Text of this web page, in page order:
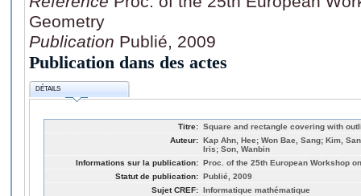
Geometry
Publication Publié, 2009
Publication dans des actes
DÉTAILS
Titre: Square and rectangle covering with
Auteur: Kap Ahn, Hee; Won Bae, Sang; Kim,
Iris; Son, Wanbin
Informations sur la publication: Proc. of the 25th European Workshop
Statut de publication: Publié, 2009
Sujet CREF: Informatique mathématique